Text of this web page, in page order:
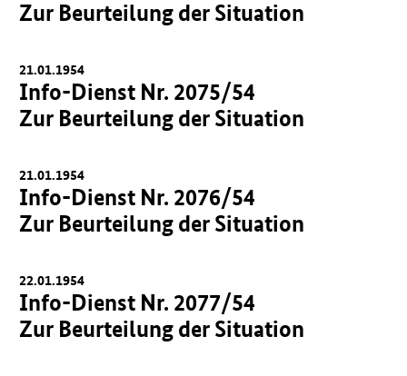
Zur Beurteilung der Situation
21.01.1954
Info-Dienst Nr. 2075/54
Zur Beurteilung der Situation
21.01.1954
Info-Dienst Nr. 2076/54
Zur Beurteilung der Situation
22.01.1954
Info-Dienst Nr. 2077/54
Zur Beurteilung der Situation